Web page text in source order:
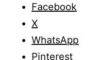
Facebook
X
WhatsApp
Pinterest